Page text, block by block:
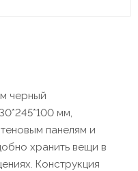
черный
мм,
панелям и
хранить вещи в
Конструкция